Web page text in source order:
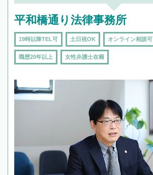
平和橋通り法律事務所
19時以降TEL可 土日祝OK オンライン相談可
職歴20年以上 女性弁護士在籍